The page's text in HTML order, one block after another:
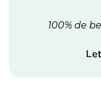
100% de